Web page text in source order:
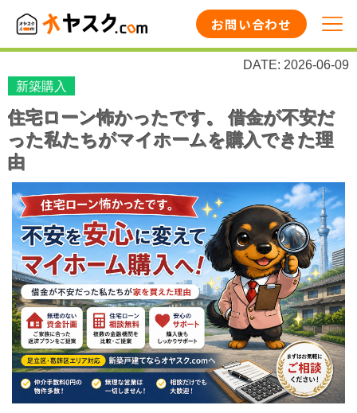
お問い合わせ
DATE: 2026-06-09
新築購入
住宅ローン怖かったです。 借金が不安だ
った私たちがマイホームを購入できた理
由